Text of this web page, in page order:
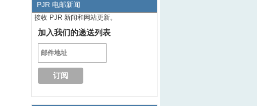
PJR 电邮新闻
接收 PJR 新闻和网站更新。
加入我们的递送列表